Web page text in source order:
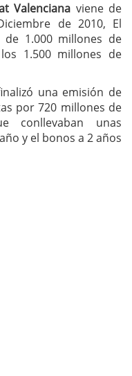
Valenciana viene de
de 2010, El
1.000 millones de
1.500 millones de
una emisión de
por 720 millones de
unas
y el bonos a 2 años